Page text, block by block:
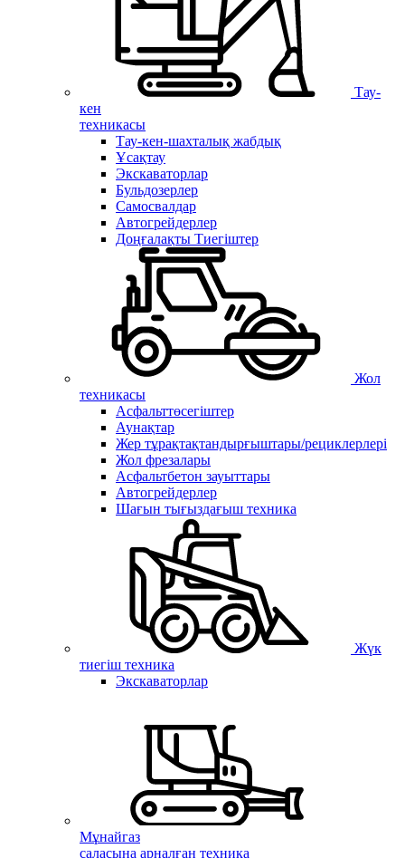
Тау-
кен
техникасы
Тау-кен-шахталық жабдық
Ұсақтау
Экскаваторлар
Бульдозерлер
Самосвалдар
Автогрейдерлер
Доңғалақты Тиегіштер
Жол
техникасы
Асфальттөсегіштер
Аунақтар
Жер тұрақтақтандырғыштары/рециклерлері
Жол фрезалары
Асфальтбетон зауыттары
Автогрейдерлер
Шағын тығыздағыш техника
Жүк
тиегіш техника
Экскаваторлар
Мұнайгаз
саласына арналған техника